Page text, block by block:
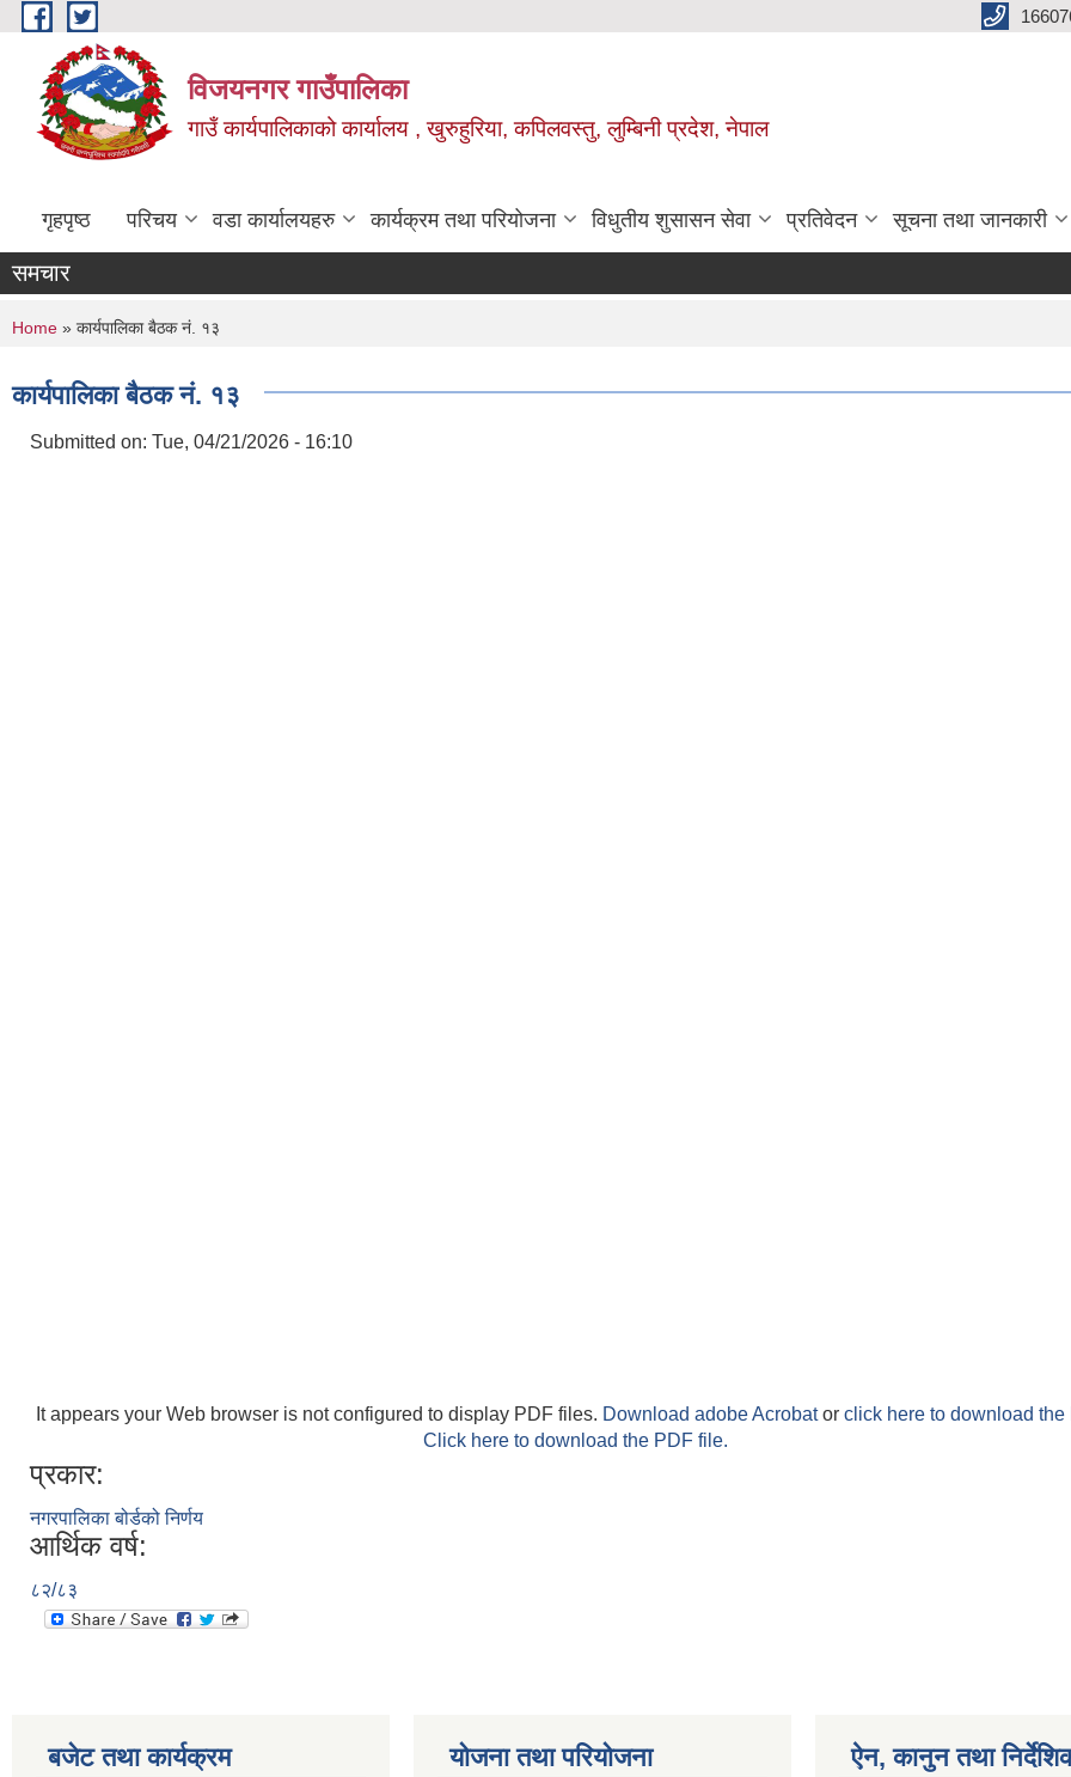
Skip to main content
विजयनगर गाउँपालिका
गाउँ कार्यपालिकाको कार्यालय , खुरुहुरिया, कपिलवस्तु, लुम्बिनी प्रदेश, नेपाल
गृहपृष्ठ परिचय वडा कार्यालयहरु कार्यक्रम तथा परियोजना विधुतीय शुसासन सेवा प्रतिवेदन सूचना तथा जानकारी
समचार
You are here
Home » कार्यपालिका बैठक नं. १३
कार्यपालिका बैठक नं. १३
Submitted on: Tue, 04/21/2026 - 16:10
It appears your Web browser is not configured to display PDF files. Download adobe Acrobator click here to download the
Click here to download the PDF file.
प्रकार:
नगरपालिका बोर्डको निर्णय
आर्थिक वर्ष:
८२/८३
बजेट तथा कार्यक्रम योजना तथा परियोजना ऐन, कानुन तथा